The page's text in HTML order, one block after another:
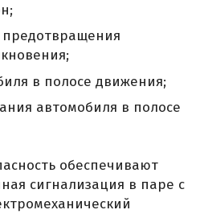
в полосе движения;
автомобиля в полосе
обеспечивают
сигнализация в паре с